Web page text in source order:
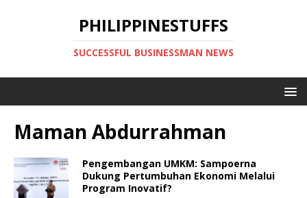
PHILIPPINESTUFFS
SUCCESSFUL BUSINESSMAN NEWS
Maman Abdurrahman
Pengembangan UMKM: Sampoerna
Dukung Pertumbuhan Ekonomi Melalui
Program Inovatif?